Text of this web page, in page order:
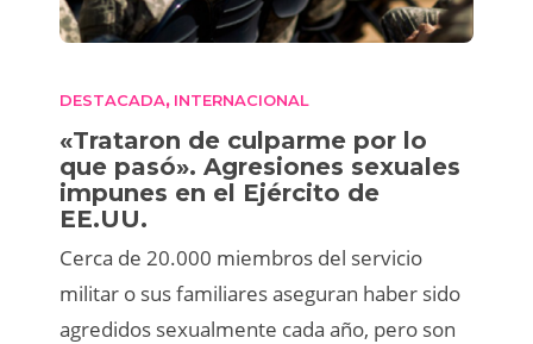
DESTACADA, INTERNACIONAL
«Trataron de culparme por lo
que pasó». Agresiones sexuales
impunes en el Ejército de
EE.UU.
Cerca de 20.000 miembros del servicio
militar o sus familiares aseguran haber sido
agredidos sexualmente cada año, pero son